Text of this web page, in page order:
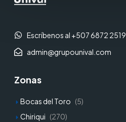
Escríbenos al +507 6872 2519
admin@grupounival.com
Zonas
Bocas del Toro (5)
Chiriqui (270)